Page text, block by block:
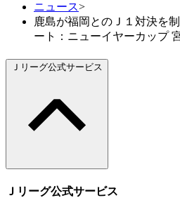
ニュース>
鹿島が福岡とのＪ１対決を
ート：ニューイヤーカップ
Ｊリーグ公式サービス
Ｊリーグ公式サービス